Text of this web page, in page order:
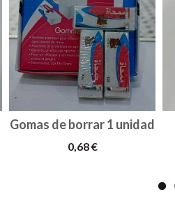
Gomas de borrar 1 unidad
0,68 €